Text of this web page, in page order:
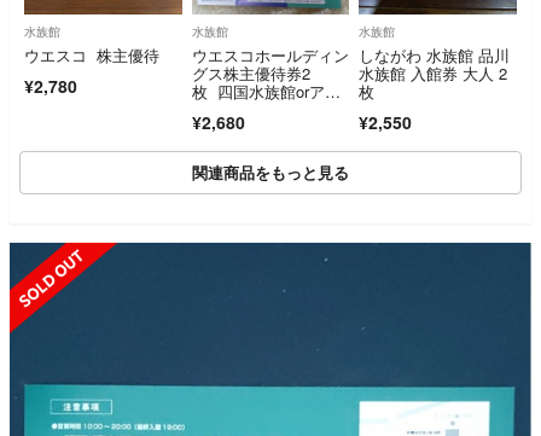
水族館
ウエスコ 株主優待
¥2,780
水族館
ウエスコホールディン
グス株主優待券2
枚 四国水族館orアト
ト 匿名配送
¥2,680
水族館
しながわ 水族館 品川
水族館 入館券 大人 2
枚
¥2,550
関連商品をもっと見る